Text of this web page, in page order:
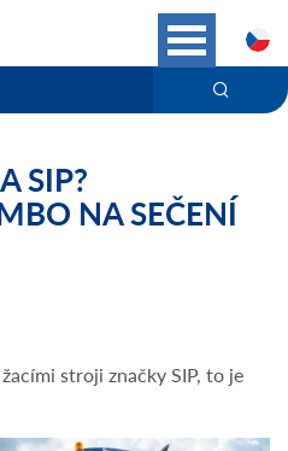
SIP?
NA SEČENÍ
stroji značky SIP, to je